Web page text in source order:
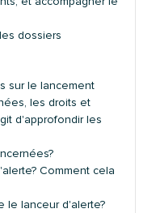
dossiers
sur le lancement
les droits et
d'approfondir les
Comment cela
le lanceur d'alerte?